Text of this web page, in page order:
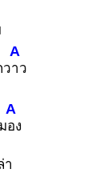
ว
A
าว
A
อง
า